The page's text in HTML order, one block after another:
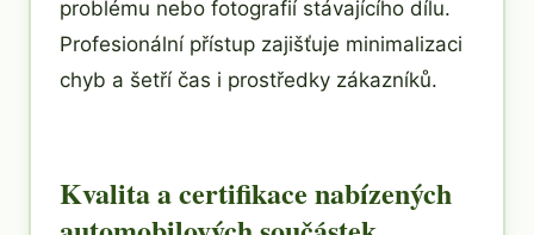
problému nebo fotografií stávajícího dílu.
Profesionální přístup zajišťuje minimalizaci
chyb a šetří čas i prostředky zákazníků.
Kvalita a certifikace nabízených